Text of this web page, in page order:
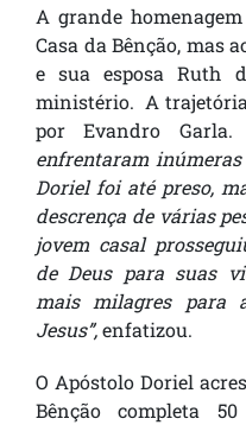
A grande
Casa da Bênção, mas
e sua esposa Ruth
ministério. A
por Evandro Garla.
enfrentaram
Doriel foi até preso,
descrença de várias
jovem casal
de Deus para suas
mais milagres para
Jesus”,enfatizou.
O Apóstolo Doriel
Bênção completa